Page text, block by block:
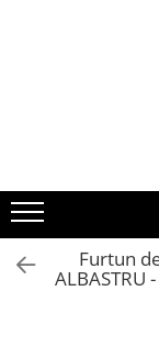
Furtun
ALBASTRU